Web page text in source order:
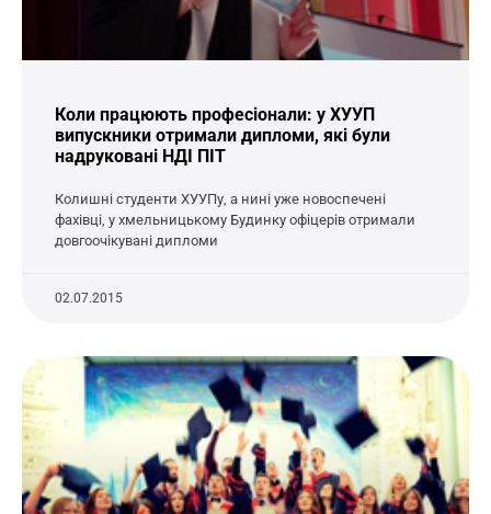
Коли працюють професіонали: у ХУУП
випускники отримали дипломи, які були
надруковані НДІ ПІТ
Колишні студенти ХУУПу, а нині уже новоспечені
фахівці, у хмельницькому Будинку офіцерів отримали
довгоочікувані дипломи
02.07.2015